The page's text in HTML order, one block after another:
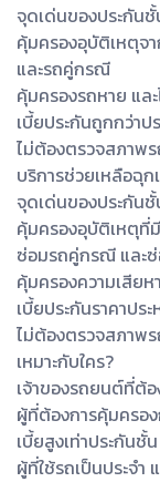
จุดเด่นของประกัน
คุ้มครองอุบัติเหตุจ
และรถคู่กรณี
คุ้มครองรถหาย แล
เบี้ยประกันถูกกว่าป
ไม่ต้องตรวจสภาพ
บริการช่วยเหลือฉุก
จุดเด่นของประกัน
คุ้มครองอุบัติเหตุ
ซ่อมรถคู่กรณี และ
คุ้มครองความเสีย
เบี้ยประกันราคาปร
ไม่ต้องตรวจสภาพ
เหมาะกับใคร?
เจ้าของรถยนต์ที่ต้
ผู้ที่ต้องการคุ้มครอ
เบี้ยสูงเท่าประกันชั้น
ผู้ที่ใช้รถเป็นประจำ